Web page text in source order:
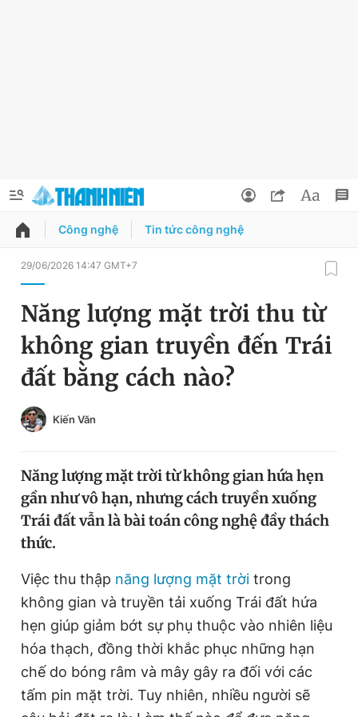
QUẢNG CÁO ĐẶT BÁO
Chuyên mục
Chuyên mục khác
Chào ngày mới
Video Magazine
Sản phẩm khác
Tiện ích Bạn cần biết
Thông tin tòa soạn Liên hệ quảng cáo
Đổi mật khẩu
Tin đã lưu
Tin đã xem
Công nghệ Tin tức công nghệ
29/06/2026 14:47 GMT+7
Năng lượng mặt trời thu từ
không gian truyền đến Trái
đất bằng cách nào?
Kiến Văn
Năng lượng mặt trời từ không gian hứa hẹn
gần như vô hạn, nhưng cách truyền xuống
Trái đất vẫn là bài toán công nghệ đầy thách
thức.
Việc thu thập năng lượng mặt trời trong
không gian và truyền tải xuống Trái đất hứa
hẹn giúp giảm bớt sự phụ thuộc vào nhiên liệu
hóa thạch, đồng thời khắc phục những hạn
chế do bóng râm và mây gây ra đối với các
tấm pin mặt trời. Tuy nhiên, nhiều người sẽ